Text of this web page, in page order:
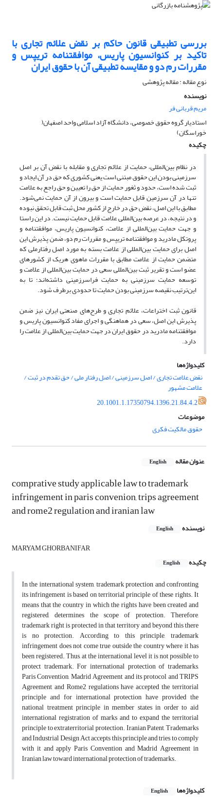
بررسی تطبیقی قانون حاکم بر نقض علائم تجاری با
تاکید بر کنوانسیون پاریس، موافقتنامه تریپس و
مقررات رم دو و مقایسه تطبیقی آن با حقوق ایران
نوع مقاله : مقاله پژوهشی
نویسنده
مریم قربانی فر
استادیار گروه حقوق خصوصی، دانشگاه آزاد اسلامی واحد اصفهان(
خوراسگان)
چکیده
در نظام بین‌المللی، حمایت از علائم تجاری و مقابله با نقض آن بر اصل
سرزمینی بودن این حقوق مبتنی است یعنی کشوری که حق در آن ایجاد و
ثبت شده است، حدود و ثغور حمایت از حق را تعیین و حق راجع به علامت
تنها در آن سرزمین قابل حمایت است و بیرون از آن حمایت نمی‌شود.
مطابق با این اصل، نقض حق در خارج از کشور محل ثبت قابل تحقق نبوده
و در نتیجه، در عرصه بین‌المللی علامت قابل حمایت نیست. در این راستا
و جهت حمایت بین‌المللی از علامت، کنوانسیون پاریس، موافقتنامه و
پروتکل مادرید و موافقتنامه تریپس و مقررات رم دو، ضمن پذیرش این
اصل برای حمایت بین‌المللی از علامت بسته به مورد اصل رفتارملی که
متضمن حمایت از علامت مطابق با مقررات ماهوی هریک از کشورهای
عضو است و تقریر ثبت بین‌المللی سعی در حمایت بین‌المللی از علامت و
توسعه حمایت سرزمینی به حمایت فراسرزمینی داشته‌اند؛ تا به
این‌ترتیب نقیصه سرزمینی بودن حمایت تا حدودی برطرف شود.
قانون ثبت اختراعات، علائم تجاری و طرح‌های صنعتی ایران نیز ضمن
پذیرش این اصل، سعی در هماهنگی و اجرای مفاد کنوانسیون پاریس و
موافقتنامه مادرید در حقوق ایران در جهت حمایت بین‌المللی از علامت را
دارد.
کلیدواژه‌ها
نقض علامت تجاری / اصل سرزمینی / اصل رفتار ملی / حق تقدم در ثبت /
علامت مشهور
20.1001.1.17350794.1396.21.84.4.2
موضوعات
حقوق مالکیت فکری
عنوان مقاله English
comprative study applicable law to trademark
infringement in paris convenion, trips agreement
and rome2 regulation and iranian law
نویسنده English
MARYAM GHORBANIFAR
چکیده
English
In the international system, trademark protection and confronting
its infringement is based on territorial principle of these rights. It
means that the country in which the rights have been created and
registered, determines the scope of protection. Therefore,
trademark right is protected in that territory and beyond this there
is no protection. According to this principle, trademark
infringement does not come true outside the country where it has
been registered. Thus, at the international level it is not possible to
protect trademark. For international protection of trademarks,
Paris Convention, Madrid Agreement and its protocol and TRIPS
Agreement and Rome2 regulations have accepted the territorial
principle and for international protection have provided the
national treatment principle in member states in order to aid
international registration of marks and to expand the territorial
principle to extraterritorial protection. Iranian Patent, Trademarks
and Industrial Design Act accepts this principle and tries to comply
with it and apply Paris Convention and Madrid Agreement in
Iranian law toward international protection of trademarks.
کلیدواژه‌ها English